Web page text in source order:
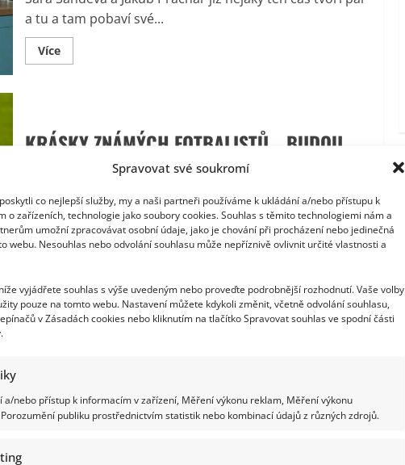
Spravovat své soukromí
co nejlepší služby, my a naši partneři používáme k ukládání a/nebo přístupu k
o zařízeních, technologie jako soubory cookies. Souhlas s těmito technologiemi nám a
umožní zpracovávat osobní údaje, jako je chování při procházení nebo jedinečná
webu. Nesouhlas nebo odvolání souhlasu může nepříznivě ovlivnit určité vlastnosti a
vyjádřete souhlas s výše uvedeným nebo proveďte podrobnější rozhodnutí. Vaše volby
pouze na tomto webu. Nastavení můžete kdykoli změnit, včetně odvolání souhlasu,
v Zásadách cookies nebo kliknutím na tlačítko Spravovat souhlas ve spodní části
a/nebo přístup k informacím v zařízení, Měření výkonu reklam, Měření výkonu
publiku prostřednictvím statistik nebo kombinací údajů z různých zdrojů.
a
trenér
je
mu
nesmírně
vděčný
a tu a tam pobaví své...
VíceRead
more
Jakub
Prachař
hned
dostal
nabídku
KRÁSKY ZNÁMÝCH FOTBALISTŮ… BUDOU
FANDIT NA BLÍŽÍCÍM SE EURU?
In Lifestyle.cz 30. 3. 2016
Již za dva měsíce a pár dní k tomu vypukne po celé
Evropě dlouho očekávaný svátek fotbalu. Na...
more
about
KRÁSKY
ZNÁMÝCH
EURU?